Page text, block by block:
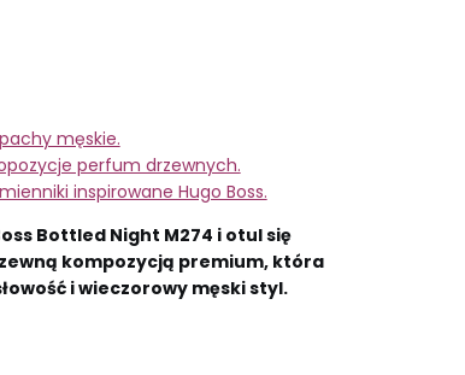
męskie.
perfum drzewnych.
inspirowane Hugo Boss.
Bottled Night M274 i otul się
kompozycją premium, która
i wieczorowy męski styl.